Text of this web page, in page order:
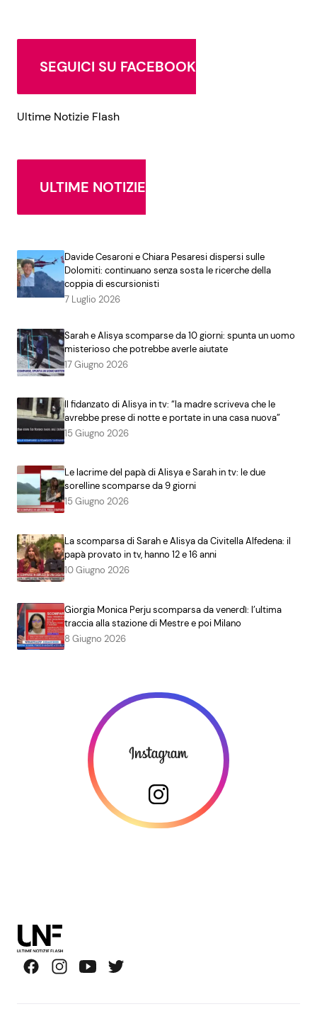
SEGUICI SU FACEBOOK
Ultime Notizie Flash
ULTIME NOTIZIE
Davide Cesaroni e Chiara Pesaresi dispersi sulle
Dolomiti: continuano senza sosta le ricerche della
coppia di escursionisti
7 Luglio 2026
Sarah e Alisya scomparse da 10 giorni: spunta un uomo
misterioso che potrebbe averle aiutate
17 Giugno 2026
Il fidanzato di Alisya in tv: “la madre scriveva che le
avrebbe prese di notte e portate in una casa nuova”
15 Giugno 2026
Le lacrime del papà di Alisya e Sarah in tv: le due
sorelline scomparse da 9 giorni
15 Giugno 2026
La scomparsa di Sarah e Alisya da Civitella Alfedena: il
papà provato in tv, hanno 12 e 16 anni
10 Giugno 2026
Giorgia Monica Perju scomparsa da venerdì: l’ultima
traccia alla stazione di Mestre e poi Milano
8 Giugno 2026